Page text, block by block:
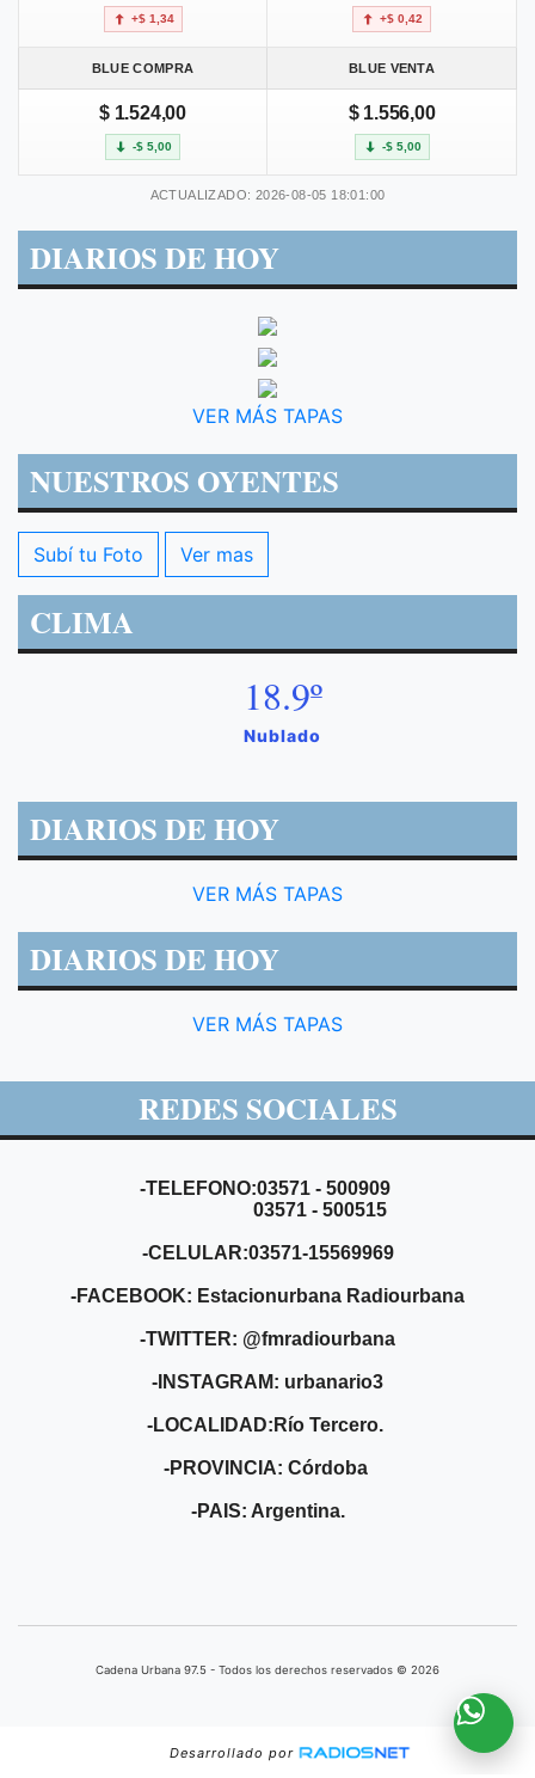
+$ 1,34 +$ 0,42
BLUE COMPRA BLUE VENTA
$ 1.524,00
-$ 5,00
$ 1.556,00
-$ 5,00
ACTUALIZADO: 2026-08-05 18:01:00
DIARIOS DE HOY
VER MÁS TAPAS
NUESTROS OYENTES
Subí tu Foto Ver mas
CLIMA
18.9º
Nublado
DIARIOS DE HOY
VER MÁS TAPAS
DIARIOS DE HOY
VER MÁS TAPAS
REDES SOCIALES
-TELEFONO:03571 - 500909
03571 - 500515
-CELULAR:03571-15569969
-FACEBOOK: Estacionurbana Radiourbana
-TWITTER: @fmradiourbana
-INSTAGRAM: urbanario3
-LOCALIDAD:Río Tercero.
-PROVINCIA: Córdoba
-PAIS: Argentina.
Cadena Urbana ​97.5 - Todos los derechos reservados © 2026
Desarrollado por